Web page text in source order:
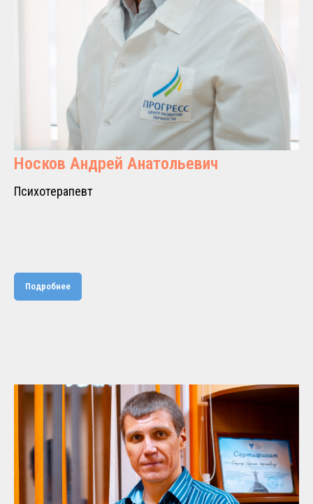
Носков Андрей Анатольевич
Психотерапевт
Подробнее